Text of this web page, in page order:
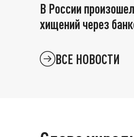
В России
хищений через
ВСЕ НОВОСТИ